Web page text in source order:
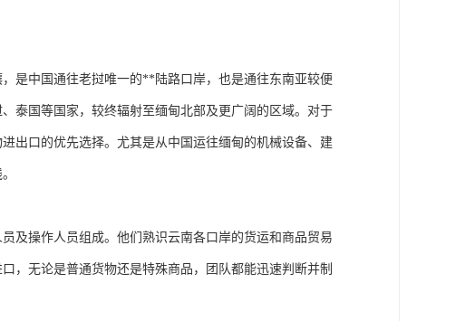
是中国通往老挝唯一的**陆路口岸，也是通往东南亚较便
泰国等国家，较终辐射至缅甸北部及更广阔的区域。对于
出口的优先选择。尤其是从中国运往缅甸的机械设备、建
及操作人员组成。他们熟识云南各口岸的货运和商品贸易
，无论是普通货物还是特殊商品，团队都能迅速判断并制